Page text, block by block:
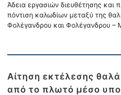
Άδεια εργασιών διευθέτησης και
πόντιση καλωδίων μεταξύ της
Φολέγανδρου και Φολέγανδρου –
Αίτηση εκτέλεσης
από το πλωτό μέσο